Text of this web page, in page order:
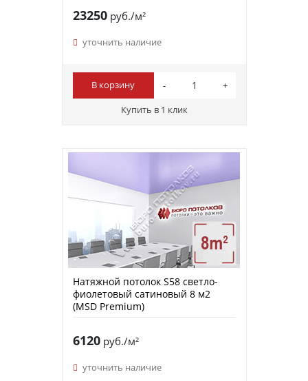
23250руб./м²
уточнить наличие
В корзину
Купить в 1 клик
Натяжной потолок S58 светло-
фиолетовый сатиновый 8 м2
(MSD Premium)
6120руб./м²
уточнить наличие